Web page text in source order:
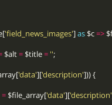
'field_news_images'] as $c =>
$alt = $title ='';
'data']['description'
])) {
= $file_array['data']['description'